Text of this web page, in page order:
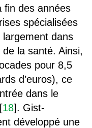
fin des années
spécialisées
dans
la santé. Ainsi,
pour 8,5
d’euros), ce
dans le
18]. Gist-
développé une